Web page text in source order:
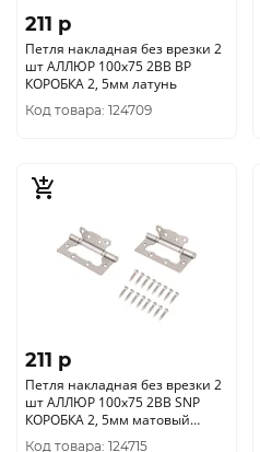
211 p
Петля накладная без врезки 2
шт АЛЛЮР 100х75 2BB BP
КОРОБКА 2, 5мм латунь
Код товара: 124709
211 p
Петля накладная без врезки 2
шт АЛЛЮР 100х75 2BB SNP
КОРОБКА 2, 5мм матовый
никель
Код товара: 124715